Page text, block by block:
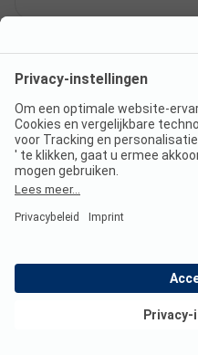
Ligt de Capfun
Bleus aan zee?
Bleus een